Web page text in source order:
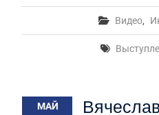
Видео,
МАЙ